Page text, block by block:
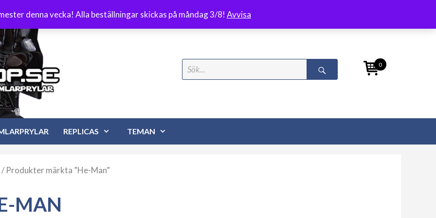
denna vecka! Alla beställningar skickas på måndag 3/8! Avvisa
Frakt 89 kr
Search
for:
0
REPLICAS TEMAN
/ Produkter märkta ”He-Man”
MAN